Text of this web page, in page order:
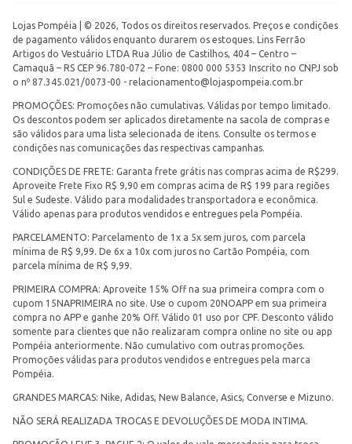
Lojas Pompéia | © 2026, Todos os direitos reservados. Preços e condições
de pagamento válidos enquanto durarem os estoques. Lins Ferrão
Artigos do Vestuário LTDA Rua Júlio de Castilhos, 404 – Centro –
Camaquã – RS CEP 96.780-072 – Fone: 0800 000 5353 Inscrito no CNPJ sob
o nº 87.345.021/0073-00 - relacionamento@lojaspompeia.com.br
PROMOÇÕES: Promoções não cumulativas. Válidas por tempo limitado.
Os descontos podem ser aplicados diretamente na sacola de compras e
são válidos para uma lista selecionada de itens. Consulte os termos e
condições nas comunicações das respectivas campanhas.
CONDIÇÕES DE FRETE: Garanta frete grátis nas compras acima de R$299.
Aproveite Frete Fixo R$ 9,90 em compras acima de R$ 199 para regiões
Sul e Sudeste. Válido para modalidades transportadora e econômica.
Válido apenas para produtos vendidos e entregues pela Pompéia.
PARCELAMENTO: Parcelamento de 1x a 5x sem juros, com parcela
mínima de R$ 9,99. De 6x a 10x com juros no Cartão Pompéia, com
parcela mínima de R$ 9,99.
PRIMEIRA COMPRA: Aproveite 15% Off na sua primeira compra com o
cupom 15NAPRIMEIRA no site. Use o cupom 20NOAPP em sua primeira
compra no APP e ganhe 20% Off. Válido 01 uso por CPF. Desconto válido
somente para clientes que não realizaram compra online no site ou app
Pompéia anteriormente. Não cumulativo com outras promoções.
Promoções válidas para produtos vendidos e entregues pela marca
Pompéia.
GRANDES MARCAS: Nike, Adidas, New Balance, Asics, Converse e Mizuno.
NÃO SERÁ REALIZADA TROCAS E DEVOLUÇÕES DE MODA INTIMA.